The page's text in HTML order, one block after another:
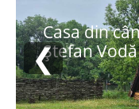
Casa din
Ștefan Vodă
❮